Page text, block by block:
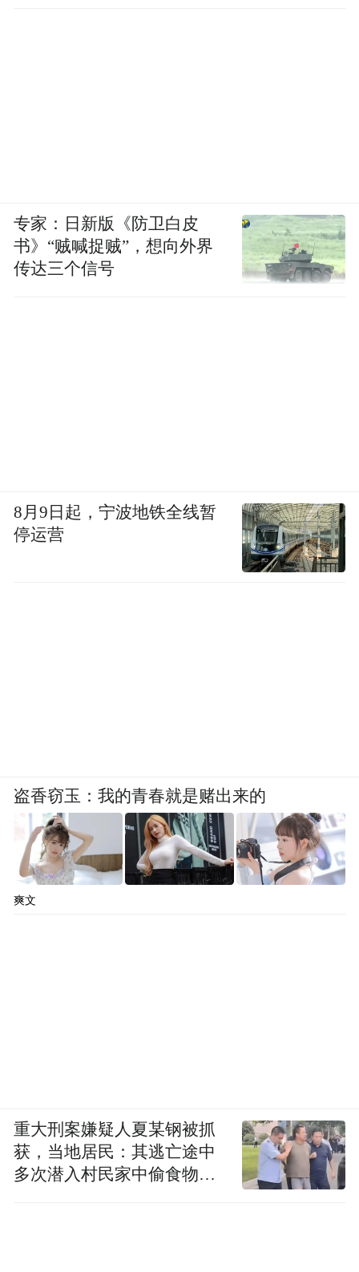
专家：日新版《防卫白皮
书》“贼喊捉贼”，想向外界
传达三个信号
8月9日起，宁波地铁全线暂
停运营
盗香窃玉：我的青春就是赌出来的
爽文
重大刑案嫌疑人夏某钢被抓
获，当地居民：其逃亡途中
多次潜入村民家中偷食物被